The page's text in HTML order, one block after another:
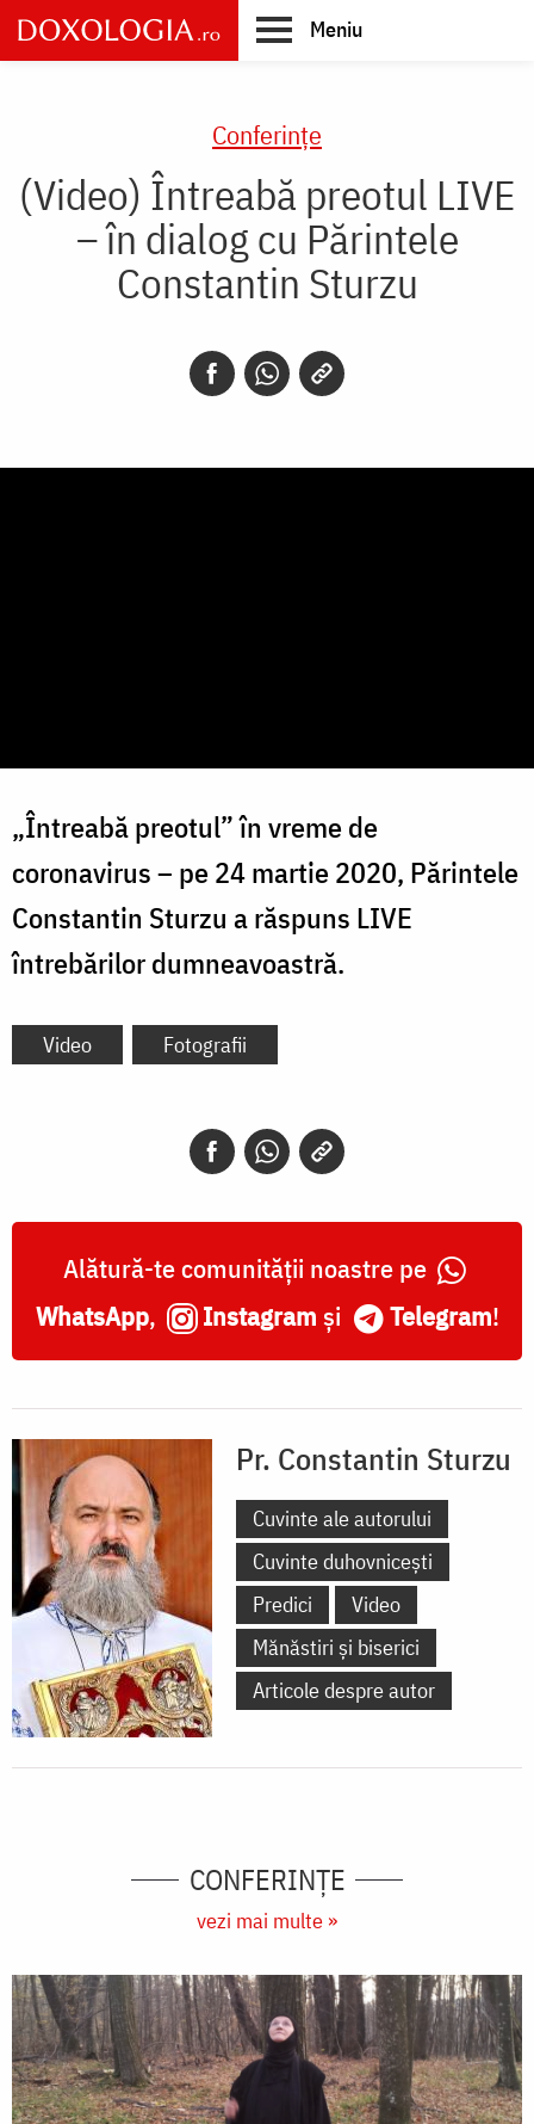
Skip
to
main
Meniu
Conferințe
(Video) Întreabă preotul LIVE
– în dialog cu Părintele
Constantin Sturzu
„Întreabă preotul” în vreme de
coronavirus – pe 24 martie 2020, Părintele
Constantin Sturzu a răspuns LIVE
întrebărilor dumneavoastră.
Video Fotografii
Alătură-te comunității noastre pe
WhatsApp, Instagram și Telegram!
Pr. Constantin Sturzu
Cuvinte ale autorului
Cuvinte duhovnicești
Predici
Video
Mănăstiri și biserici
Articole despre autor
CONFERINȚE
vezi mai multe »